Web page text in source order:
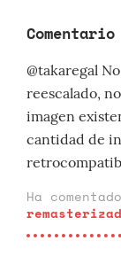
Comentario
@takaregal
reescalado,
imagen
cantidad de
Ha